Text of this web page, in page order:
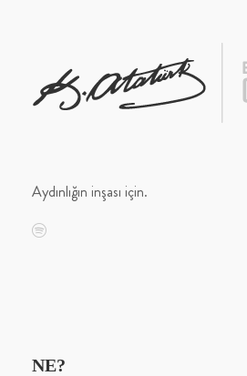
Aydınlığın inşası için.
NE?